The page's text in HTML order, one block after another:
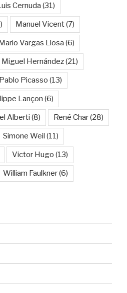
Cernuda (31)
Manuel Vicent(7)
Vargas Llosa (6)
Miguel Hernández(21)
Pablo Picasso (13)
Lançon (6)
Alberti (8) René Char(28)
Simone Weil (11)
Victor Hugo (13)
William Faulkner(6)